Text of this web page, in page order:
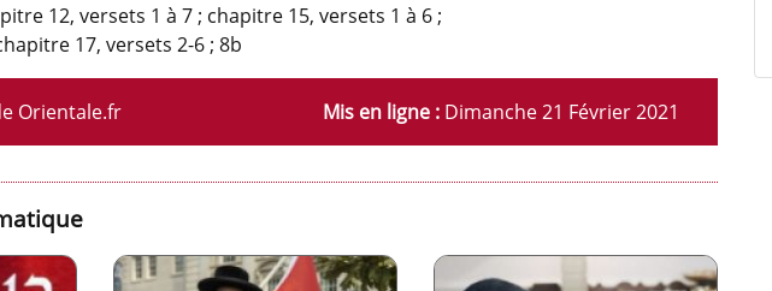
12, versets 1 à 7 ; chapitre 15, versets 1 à 6 ;
17, versets 2-6 ; 8b
Orientale.fr Mis en ligne : Dimanche 21 Février 2021